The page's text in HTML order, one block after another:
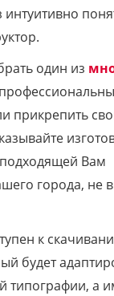
интуитивно
один из
прикрепить
Вам
города, не
к
будет
типографии, а